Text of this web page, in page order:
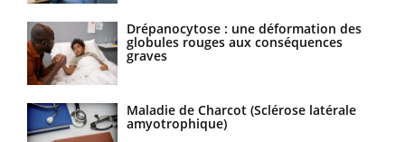
Drépanocytose : une déformation des
globules rouges aux conséquences
graves
Maladie de Charcot (Sclérose latérale
amyotrophique)